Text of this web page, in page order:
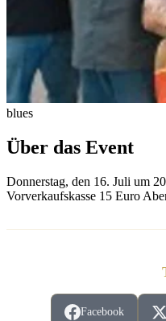
blues
Über das Event
Donnerstag, den 16. Juli um
Vorverkaufskasse 15 Euro
Facebook